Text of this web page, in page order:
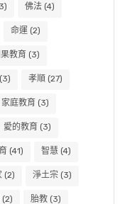
佛法 (4)
命運 (2)
果教育 (3)
(3) 孝順 (27)
家庭教育 (3)
愛的教育 (3)
(41) 智慧 (4)
(2) 淨土宗 (3)
(2) 胎教 (3)